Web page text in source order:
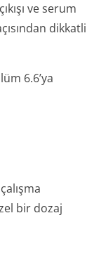
ve serum
dikkatli
6.6’ya
bir dozaj